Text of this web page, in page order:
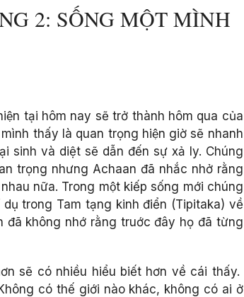
2: SỐNG MỘT MÌNH
tại hôm nay sẽ trở thành hôm qua của
thấy là quan trọng hiện giờ sẽ nhanh
sinh và diệt sẽ dẫn đến sự xả ly. Chúng
trọng nhưng Achaan đã nhắc nhở rằng
nữa. Trong một kiếp sống mới chúng
trong Tam tạng kinh điển (Tipitaka) về
không nhớ rằng truớc đây họ đã từng
sẽ có nhiều hiểu biết hơn về cái thấy.
có thế giới nào khác, không có ai ở